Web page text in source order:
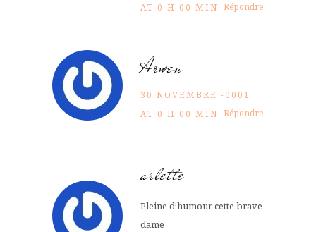
AT 0 H 00 MIN Répondre
Arwen
30 NOVEMBRE -0001
AT 0 H 00 MIN Répondre
arlette
Pleine d’humour cette brave
dame